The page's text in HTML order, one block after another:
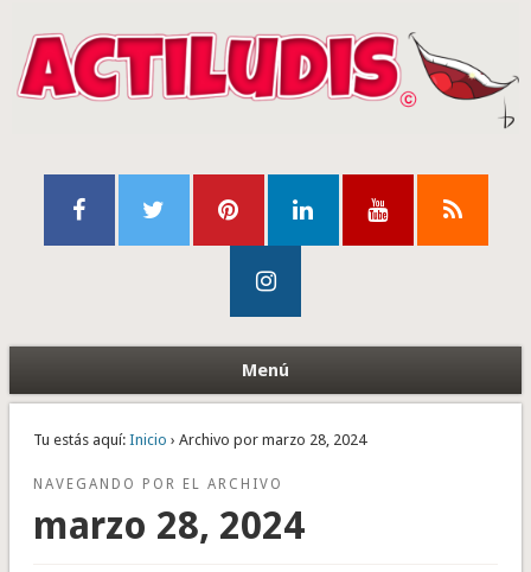
Menú
Tu estás aquí: Inicio › Archivo por marzo 28, 2024
NAVEGANDO POR EL ARCHIVO
marzo 28, 2024